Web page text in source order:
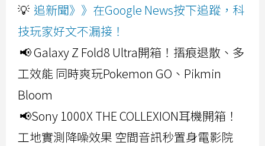
💡 追新聞》》在Google News按下追蹤，科
技玩家好文不漏接！
📢 Galaxy Z Fold8 Ultra開箱！摺痕退散、多
工效能 同時爽玩Pokemon GO、Pikmin
Bloom
📢Sony 1000X THE COLLEXION耳機開箱！
工地實測降噪效果 空間音訊秒置身電影院